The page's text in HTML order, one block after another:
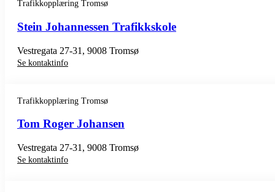
Trafikkopplæring Tromsø
Stein Johannessen Trafikkskole
Vestregata 27-31, 9008 Tromsø
Se kontaktinfo
Trafikkopplæring Tromsø
Tom Roger Johansen
Vestregata 27-31, 9008 Tromsø
Se kontaktinfo